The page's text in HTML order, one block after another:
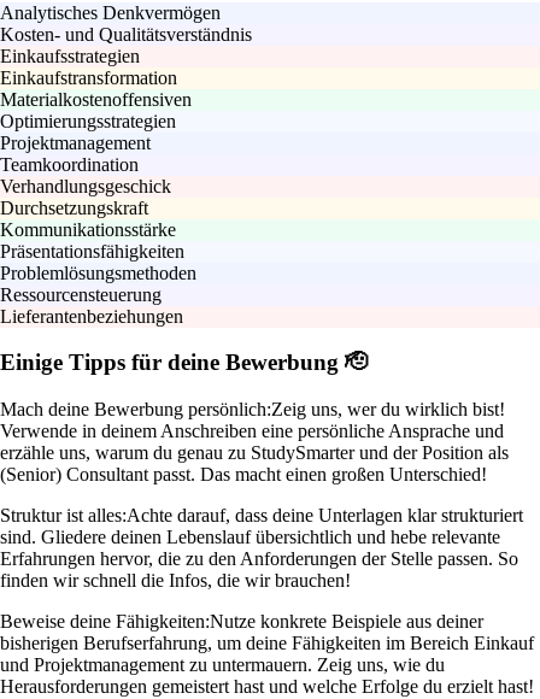
Analytisches Denkvermögen
Kosten- und Qualitätsverständnis
Einkaufsstrategien
Einkaufstransformation
Materialkostenoffensiven
Optimierungsstrategien
Projektmanagement
Teamkoordination
Verhandlungsgeschick
Durchsetzungskraft
Kommunikationsstärke
Präsentationsfähigkeiten
Problemlösungsmethoden
Ressourcensteuerung
Lieferantenbeziehungen
Einige Tipps für deine Bewerbung 🫡
Mach deine Bewerbung persönlich:Zeig uns, wer du wirklich bist!
Verwende in deinem Anschreiben eine persönliche Ansprache und
erzähle uns, warum du genau zu StudySmarter und der Position als
(Senior) Consultant passt. Das macht einen großen Unterschied!
Struktur ist alles:Achte darauf, dass deine Unterlagen klar strukturiert
sind. Gliedere deinen Lebenslauf übersichtlich und hebe relevante
Erfahrungen hervor, die zu den Anforderungen der Stelle passen. So
finden wir schnell die Infos, die wir brauchen!
Beweise deine Fähigkeiten:Nutze konkrete Beispiele aus deiner
bisherigen Berufserfahrung, um deine Fähigkeiten im Bereich Einkauf
und Projektmanagement zu untermauern. Zeig uns, wie du
Herausforderungen gemeistert hast und welche Erfolge du erzielt hast!